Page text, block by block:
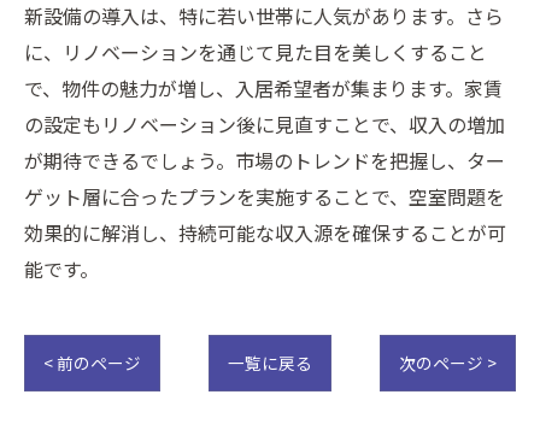
新設備の導入は、特に若い世帯に人気があります。さら
に、リノベーションを通じて見た目を美しくすること
で、物件の魅力が増し、入居希望者が集まります。家賃
の設定もリノベーション後に見直すことで、収入の増加
が期待できるでしょう。市場のトレンドを把握し、ター
ゲット層に合ったプランを実施することで、空室問題を
効果的に解消し、持続可能な収入源を確保することが可
能です。
< 前のページ 一覧に戻る 次のページ >